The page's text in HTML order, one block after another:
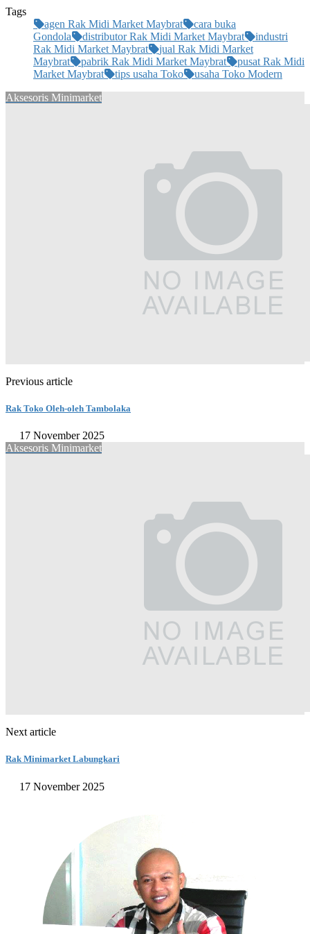
Tags
agen Rak Midi Market Maybrat
cara buka
Gondola
distributor Rak Midi Market Maybrat
industri
Rak Midi Market Maybrat
jual Rak Midi Market
Maybrat
pabrik Rak Midi Market Maybrat
pusat Rak Midi
Market Maybrat
tips usaha Toko
usaha Toko Modern
Aksesoris Minimarket
Previous article
Rak Toko Oleh-oleh Tambolaka
17 November 2025
Aksesoris Minimarket
Next article
Rak Minimarket Labungkari
17 November 2025